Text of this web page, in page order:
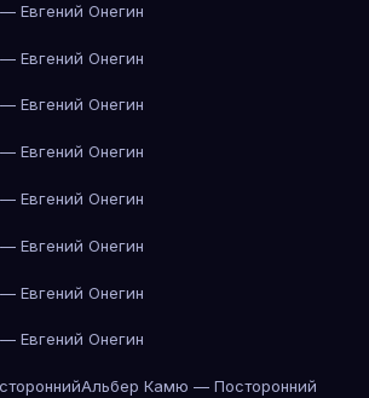
Евгений Онегин
Евгений Онегин
Евгений Онегин
Евгений Онегин
Евгений Онегин
Евгений Онегин
Евгений Онегин
Евгений Онегин
Альбер Камю — Посторонний